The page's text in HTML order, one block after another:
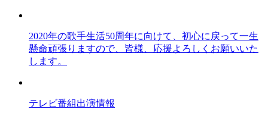
2020年の歌手生活50周年に向けて、初心に戻って一生
懸命頑張りますので、皆様、応援よろしくお願いいた
します。
テレビ番組出演情報